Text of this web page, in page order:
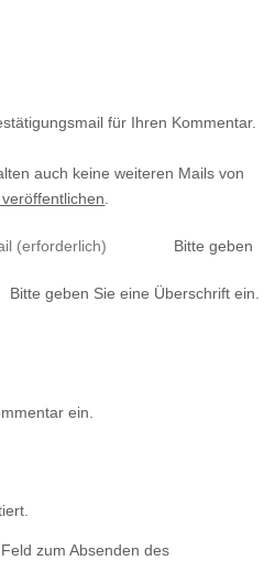
für Ihren Kommentar.
auch keine weiteren Mails von
Bitte geben
Bitte geben Sie eine Überschrift ein.
ein.
zum Absenden des